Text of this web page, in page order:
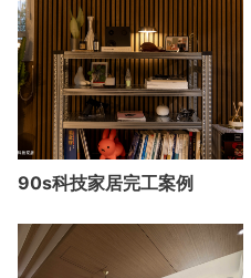
90s科技家居完工案例